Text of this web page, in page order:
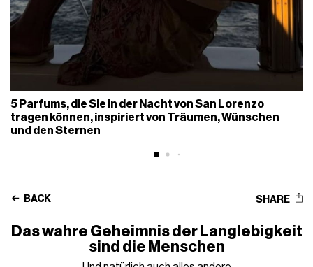
5 Parfums, die Sie in der Nacht von San Lorenzo
tragen können, inspiriert von Träumen, Wünschen
und den Sternen
BACK SHARE
Das wahre Geheimnis der Langlebigkeit
sind die Menschen